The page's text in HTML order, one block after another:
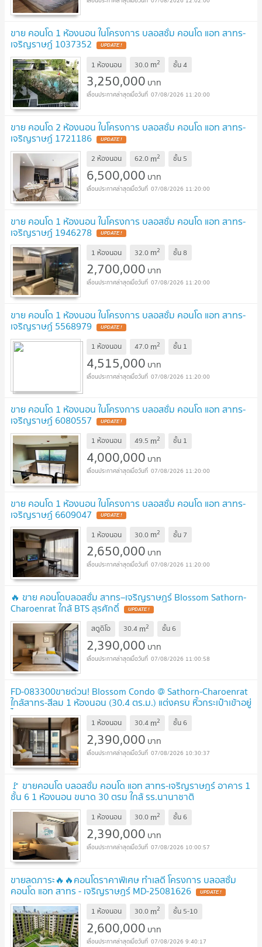
ขาย คอนโด 1 ห้องนอน ในโครงการ บลอสซั่ม คอนโด แอท สาทร-
เจริญราษฎ์ 1037352 UPDATE !
1 ห้องนอน 30.0 m2 ชั้น4
3,250,000 บาท
07/08/2026 11:20:00
ขาย คอนโด 2 ห้องนอน ในโครงการ บลอสซั่ม คอนโด แอท สาทร-
เจริญราษฎ์ 1721186 UPDATE !
2 ห้องนอน 62.0 m2 ชั้น 5
6,500,000 บาท
07/08/2026 11:20:00
ขาย คอนโด 1 ห้องนอน ในโครงการ บลอสซั่ม คอนโด แอท สาทร-
เจริญราษฎ์ 1946278 UPDATE !
1 ห้องนอน 32.0 m2 ชั้น8
2,700,000 บาท
07/08/2026 11:20:00
ขาย คอนโด 1 ห้องนอน ในโครงการ บลอสซั่ม คอนโด แอท สาทร-
เจริญราษฎ์ 5568979 UPDATE !
1 ห้องนอน 47.0 m2 ชั้น 1
4,515,000 บาท
07/08/2026 11:20:00
ขาย คอนโด 1 ห้องนอน ในโครงการ บลอสซั่ม คอนโด แอท สาทร-
เจริญราษฎ์ 6080557 UPDATE !
1 ห้องนอน 49.5 m2 ชั้น 1
4,000,000 บาท
07/08/2026 11:20:00
ขาย คอนโด 1 ห้องนอน ในโครงการ บลอสซั่ม คอนโด แอท สาทร-
เจริญราษฎ์ 6609047 UPDATE !
1 ห้องนอน 30.0 m2 ชั้น 7
2,650,000 บาท
07/08/2026 11:20:00
🔥 ขาย คอนโดบลอสซั่ม สาทร–เจริญราษฎร์ Blossom Sathorn-
Charoenrat ใกล้ BTS สุรศักดิ์ UPDATE !
สตูดิโอ 30.4 m2 ชั้น6
2,390,000 บาท
07/08/2026 11:00:58
FD-083300ขายด่วน! Blossom Condo @ Sathorn-Charoenrat
ใกล้สาทร-สีลม 1 ห้องนอน (30.4 ตร.ม.) แต่งครบ หิ้วกระเป๋าเข้าอยู่
ได้เลย! UPDATE !
1 ห้องนอน 30.4 m2 ชั้น6
2,390,000 บาท
07/08/2026 10:30:37
🚩 ขายคอนโด บลอสซั่ม คอนโด แอท สาทร-เจริญราษฎร์ อาคาร 1
ชั้น 6 1 ห้องนอน ขนาด 30 ตรม ใกล้ รร.นานาชาติ
Shrewsbury UPDATE !
1 ห้องนอน 30.0 m2 ชั้น6
2,390,000 บาท
07/08/2026 10:00:57
ขายลดภาระ🔥🔥คอนโดราคาพิเศษ ทำเลดี โครงการ บลอสซั่ม
คอนโด แอท สาทร - เจริญราษฎร์ MD-25081626 UPDATE !
1 ห้องนอน 30.0 m2 ชั้น 5-10
2,600,000 บาท
07/08/2026 9:40:17